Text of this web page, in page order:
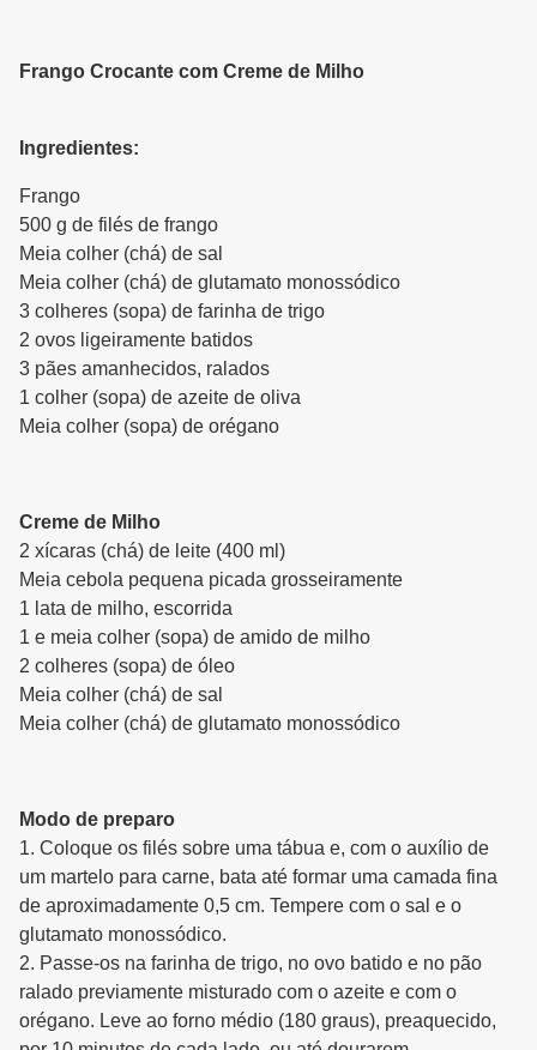
Frango Crocante com Creme de Milho
Ingredientes:
Frango
500 g de filés de frango
Meia colher (chá) de sal
Meia colher (chá) de glutamato monossódico
3 colheres (sopa) de farinha de trigo
2 ovos ligeiramente batidos
3 pães amanhecidos, ralados
1 colher (sopa) de azeite de oliva
Meia colher (sopa) de orégano
Creme de Milho
2 xícaras (chá) de leite (400 ml)
Meia cebola pequena picada grosseiramente
1 lata de milho, escorrida
1 e meia colher (sopa) de amido de milho
2 colheres (sopa) de óleo
Meia colher (chá) de sal
Meia colher (chá) de glutamato monossódico
Modo de preparo
1. Coloque os filés sobre uma tábua e, com o auxílio de
um martelo para carne, bata até formar uma camada fina
de aproximadamente 0,5 cm. Tempere com o sal e o
glutamato monossódico.
2. Passe-os na farinha de trigo, no ovo batido e no pão
ralado previamente misturado com o azeite e com o
orégano. Leve ao forno médio (180 graus), preaquecido,